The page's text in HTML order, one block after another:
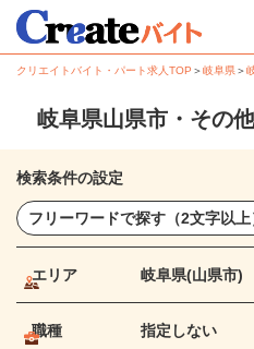
クリエイトバイト・パート求人TOP ＞岐阜県＞
岐阜県山県市・その
検索条件の設定
エリア 岐阜県(山県市)
職種 指定しない